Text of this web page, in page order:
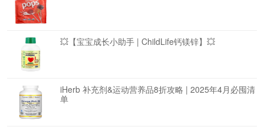
💥【宝宝成长小助手 | ChildLife钙镁锌】💥
iHerb 补充剂&运动营养品8折攻略 | 2025年4月必囤清
单